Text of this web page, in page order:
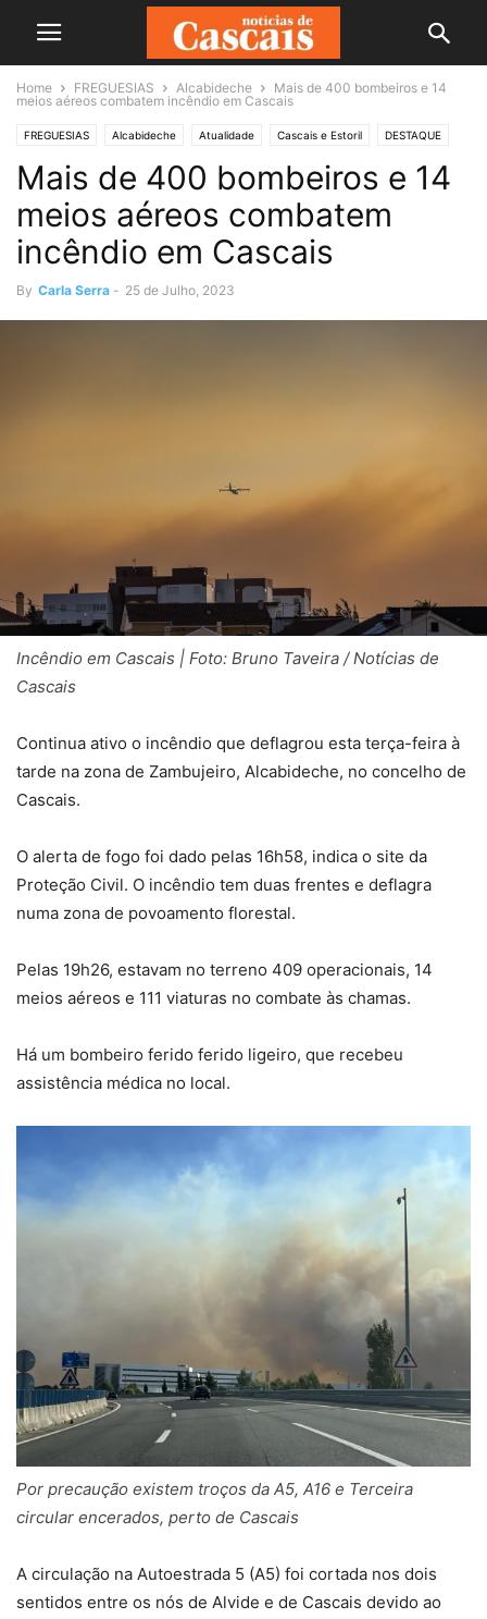
Home FREGUESIAS Alcabideche
Mais de 400 bombeiros e 14
meios aéreos combatem incêndio em Cascais
FREGUESIAS Alcabideche Atualidade Cascais e Estoril DESTAQUE
Em foco
Mais de 400 bombeiros e 14
meios aéreos combatem
incêndio em Cascais
By Carla Serra - 25 de Julho, 2023
Incêndio em Cascais | Foto: Bruno Taveira / Notícias de
Cascais
Continua ativo o incêndio que deflagrou esta terça-feira à
tarde na zona de Zambujeiro, Alcabideche, no concelho de
Cascais.
O alerta de fogo foi dado pelas 16h58, indica o site da
Proteção Civil. O incêndio tem duas frentes e deflagra
numa zona de povoamento florestal.
Pelas 19h26, estavam no terreno 409 operacionais, 14
meios aéreos e 111 viaturas no combate às chamas.
Há um bombeiro ferido ferido ligeiro, que recebeu
assistência médica no local.
Por precaução existem troços da A5, A16 e Terceira
circular encerados, perto de Cascais
A circulação na Autoestrada 5 (A5) foi cortada nos dois
sentidos entre os nós de Alvide e de Cascais devido ao